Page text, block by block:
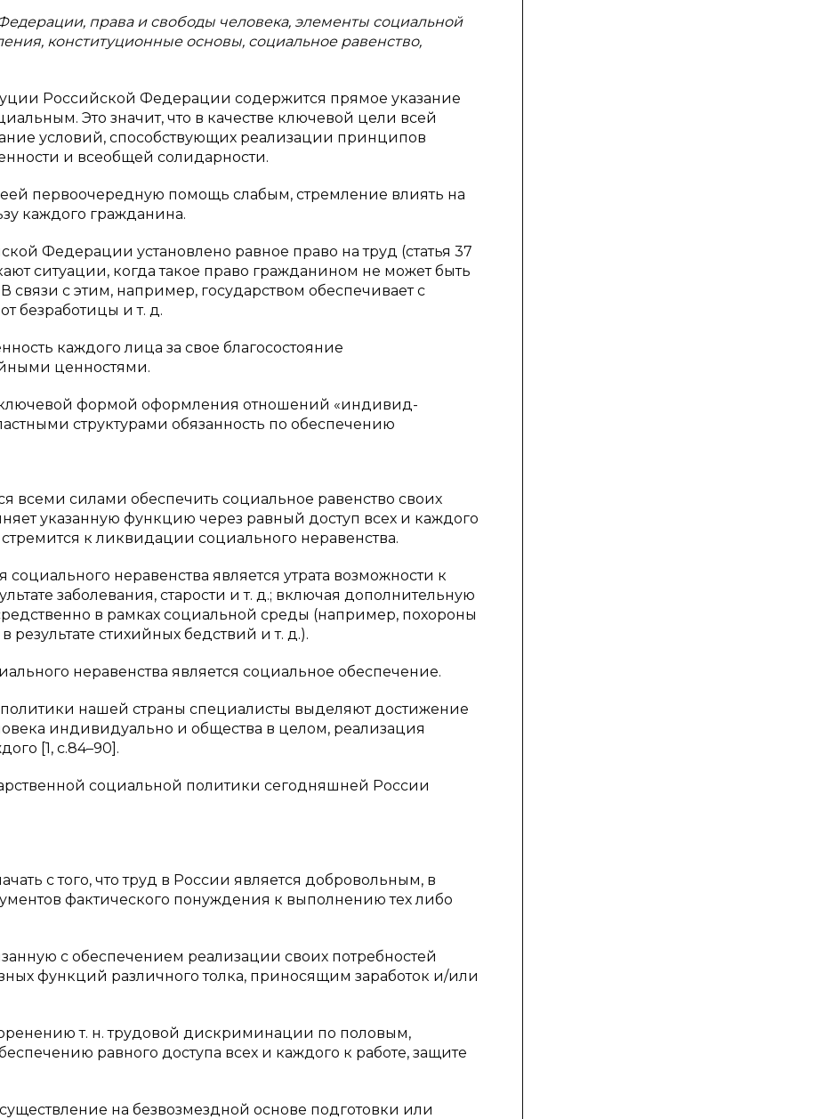
права и свободы человека, элементы социальной
конституционные основы, социальное равенство,
Российской Федерации содержится прямое указание
Это значит, что в качестве ключевой цели всей
условий, способствующих реализации принципов
и всеобщей солидарности.
первоочередную помощь слабым, стремление влиять на
каждого гражданина.
Федерации установлено равное право на труд (статья 37
ситуации, когда такое право гражданином не может быть
с этим, например, государством обеспечивает с
безработицы и т. д.
каждого лица за свое благосостояние
ценностями.
ключевой формой оформления отношений «индивид-
структурами обязанность по обеспечению
всеми силами обеспечить социальное равенство своих
указанную функцию через равный доступ всех и каждого
стремится к ликвидации социального неравенства.
неравенства является утрата возможности к
заболевания, старости и т. д.; включая дополнительную
в рамках социальной среды (например, похороны
стихийных бедствий и т. д.).
неравенства является социальное обеспечение.
нашей страны специалисты выделяют достижение
индивидуально и общества в целом, реализация
[1, c.84–90].
социальной политики сегодняшней России
с того, что труд в России является добровольным, в
фактического понуждения к выполнению тех либо
с обеспечением реализации своих потребностей
функций различного толка, приносящим заработок и/или
т. н. трудовой дискриминации по половым,
равного доступа всех и каждого к работе, защите
на безвозмездной основе подготовки или